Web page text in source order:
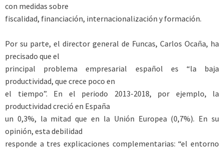
con medidas sobre
fiscalidad, financiación, internacionalización y formación.
Por su parte, el director general de Funcas, Carlos Ocaña, ha
precisado que el
principal problema empresarial español es “la baja
productividad, que crece poco en
el tiempo”. En el periodo 2013-2018, por ejemplo, la
productividad creció en España
un 0,3%, la mitad que en la Unión Europea (0,7%). En su
opinión, esta debilidad
responde a tres explicaciones complementarias: “el entorno